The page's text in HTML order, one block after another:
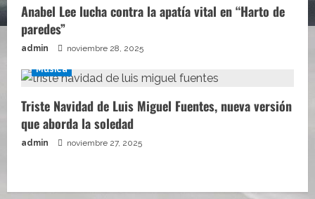
Anabel Lee lucha contra la apatía vital en “Harto de
paredes”
admin noviembre 28, 2025
Música
Triste Navidad de Luis Miguel Fuentes, nueva versión
que aborda la soledad
admin noviembre 27, 2025